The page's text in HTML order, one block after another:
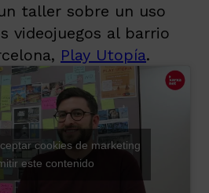
taller sobre un uso
videojuegos al barrio
Play Utopía.
cookies de marketing
este contenido